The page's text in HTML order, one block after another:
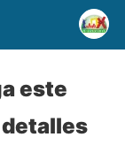
este